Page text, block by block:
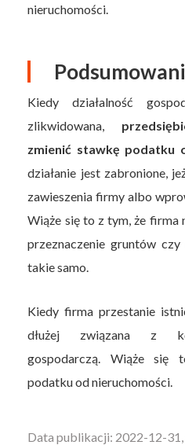
nieruchomości.
Kiedy działalność
zlikwidowana,
zmienić stawkę podatku
działanie jest zabronione,
zawieszenia firmy albo
Wiąże się to z tym, że firma
przeznaczenie gruntów
takie samo.
Kiedy firma przestanie
dłużej związana z
gospodarczą. Wiąże się
podatku od nieruchomości.
Data publikacji: 2022-12-31,